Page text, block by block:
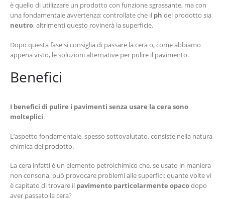
è quello di utilizzare un prodotto con funzione sgrassante, ma con
una fondamentale avvertenza: controllate che il ph del prodotto sia
neutro, altrimenti questo rovinerà la superficie.
Dopo questa fase si consiglia di passare la cera o, come abbiamo
appena visto, le soluzioni alternative per pulire il pavimento.
Benefici
I benefici di pulire i pavimenti senza usare la cera sono
molteplici.
L’aspetto fondamentale, spesso sottovalutato, consiste nella natura
chimica del prodotto.
La cera infatti è un elemento petrolchimico che, se usato in maniera
non consona, può provocare problemi alle superfici: quante volte vi
è capitato di trovare il pavimento particolarmente opacodopo
aver passato la cera?